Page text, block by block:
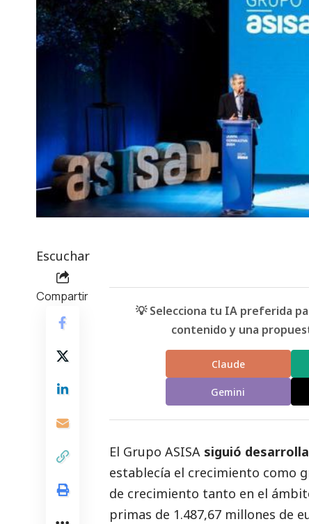
Escuchar
Compartir
💡 Selecciona tu IA preferida
contenido y una
Claude
Gemini
El Grupo ASISA siguió
establecía el crecimiento como
de crecimiento tanto en el
primas de 1.487,67 millones de